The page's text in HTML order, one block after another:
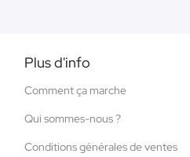
Plus d'info
Comment ça marche
Qui sommes-nous ?
Conditions générales de ventes